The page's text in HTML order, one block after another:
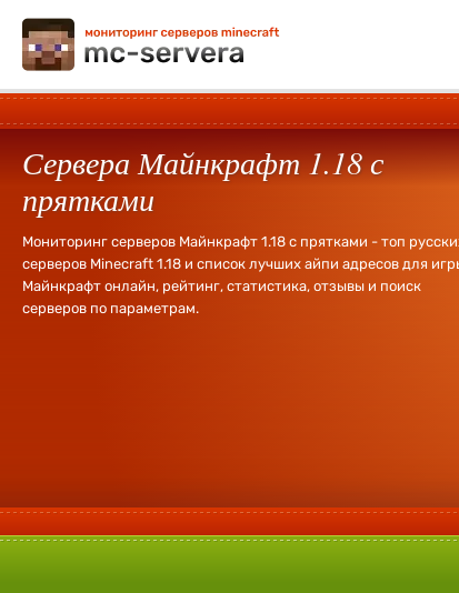
Сервера Майнкрафт 1.18 с
прятками
Мониторинг серверов Майнкрафт 1.18 с прятками - топ
серверов Minecraft 1.18 и список лучших айпи адресов для
Майнкрафт онлайн, рейтинг, статистика, отзывы и поиск
серверов по параметрам.